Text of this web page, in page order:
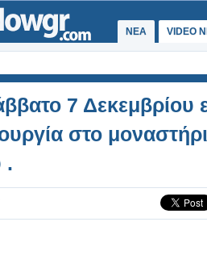
ΝΕΑ VIDEO
7 Δεκεμβρίου
στο
.